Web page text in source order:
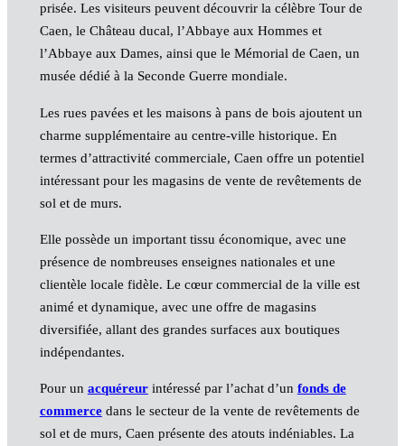
prisée. Les visiteurs peuvent découvrir la célèbre Tour de
Caen, le Château ducal, l’Abbaye aux Hommes et
l’Abbaye aux Dames, ainsi que le Mémorial de Caen, un
musée dédié à la Seconde Guerre mondiale.
Les rues pavées et les maisons à pans de bois ajoutent un
charme supplémentaire au centre-ville historique. En
termes d’attractivité commerciale, Caen offre un potentiel
intéressant pour les magasins de vente de revêtements de
sol et de murs.
Elle possède un important tissu économique, avec une
présence de nombreuses enseignes nationales et une
clientèle locale fidèle. Le cœur commercial de la ville est
animé et dynamique, avec une offre de magasins
diversifiée, allant des grandes surfaces aux boutiques
indépendantes.
Pour un acquéreurintéressé par l’achat d’un fonds de
commercedans le secteur de la vente de revêtements de
sol et de murs, Caen présente des atouts indéniables. La